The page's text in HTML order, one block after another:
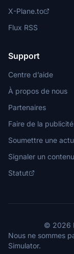
X-Plane.to
Flux RSS
Support
Centre d’aide
À propos de nous
Partenaires
Faire de la publicité
Soumettre une
Signaler un contenu
Statut
© 2026
Nous ne sommes
Simulator.